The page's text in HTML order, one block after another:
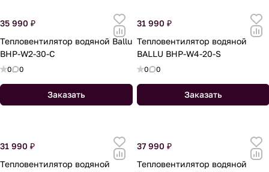
35 990 ₽
Тепловентилятор водяной Ballu
BHP-W2-30-C
0 0
Заказать
31 990 ₽
Тепловентилятор водяной
BALLU BHP-W4-20-S
0 0
Заказать
31 990 ₽
Тепловентилятор водяной
37 990 ₽
Тепловентилятор водяной